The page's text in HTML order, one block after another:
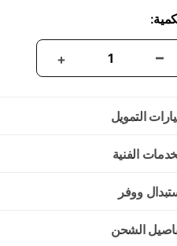
التمويل
الفنية
ووفر
الشحن